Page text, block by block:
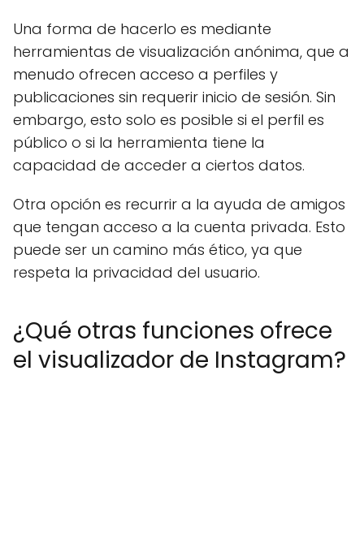
Una forma de hacerlo es mediante
herramientas de visualización anónima, que a
menudo ofrecen acceso a perfiles y
publicaciones sin requerir inicio de sesión. Sin
embargo, esto solo es posible si el perfil es
público o si la herramienta tiene la
capacidad de acceder a ciertos datos.
Otra opción es recurrir a la ayuda de amigos
que tengan acceso a la cuenta privada. Esto
puede ser un camino más ético, ya que
respeta la privacidad del usuario.
¿Qué otras funciones ofrece
el visualizador de Instagram?